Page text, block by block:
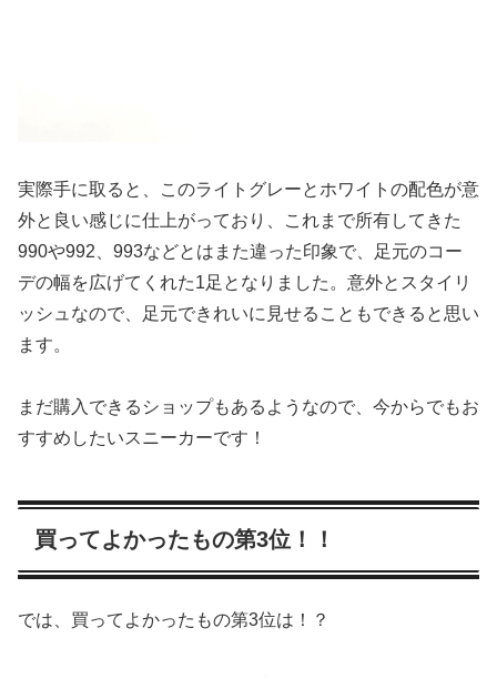
実際手に取ると、このライトグレーとホワイトの配色が意
外と良い感じに仕上がっており、これまで所有してきた
990や992、993などとはまた違った印象で、足元のコー
デの幅を広げてくれた1足となりました。意外とスタイリ
ッシュなので、足元できれいに見せることもできると思い
ます。
まだ購入できるショップもあるようなので、今からでもお
すすめしたいスニーカーです！
買ってよかったもの第3位！！
では、買ってよかったもの第3位は！？